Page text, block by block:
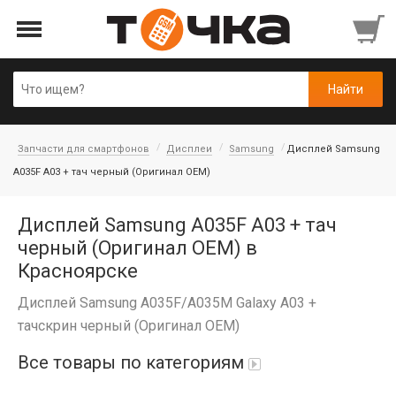
Запчасти для смартфонов Дисплеи Samsung
Дисплей Samsung
A035F A03 + тач черный (Оригинал OEM)
Дисплей Samsung A035F A03 + тач
черный (Оригинал OEM) в
Красноярске
Дисплей Samsung A035F/A035M Galaxy A03 +
тачскрин черный (Оригинал OEM)
Все товары по категориям